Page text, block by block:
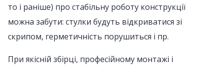
то і раніше) про стабільну роботу конструкції
можна забути: стулки будуть відкриватися зі
скрипом, герметичність порушиться і пр.
При якісній збірці, професійному монтажі і